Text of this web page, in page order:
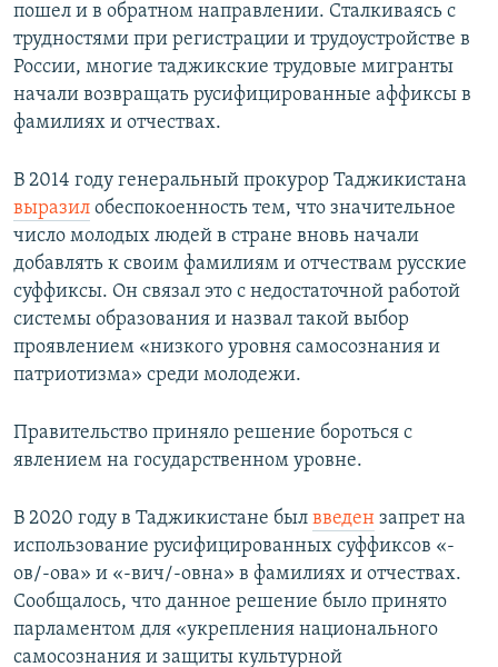
пошел и в обратном направлении. Сталкиваясь с
трудностями при регистрации и трудоустройстве в
России, многие таджикские трудовые мигранты
начали возвращать русифицированные аффиксы в
фамилиях и отчествах.
В 2014 году генеральный прокурор Таджикистана
выразил обеспокоенность тем, что значительное
число молодых людей в стране вновь начали
добавлять к своим фамилиям и отчествам русские
суффиксы. Он связал это с недостаточной работой
системы образования и назвал такой выбор
проявлением «низкого уровня самосознания и
патриотизма» среди молодежи.
Правительство приняло решение бороться с
явлением на государственном уровне.
В 2020 году в Таджикистане был введен запрет на
использование русифицированных суффиксов «-
ов/-ова» и «-вич/-овна» в фамилиях и отчествах.
Сообщалось, что данное решение было принято
парламентом для «укрепления национального
самосознания и защиты культурной